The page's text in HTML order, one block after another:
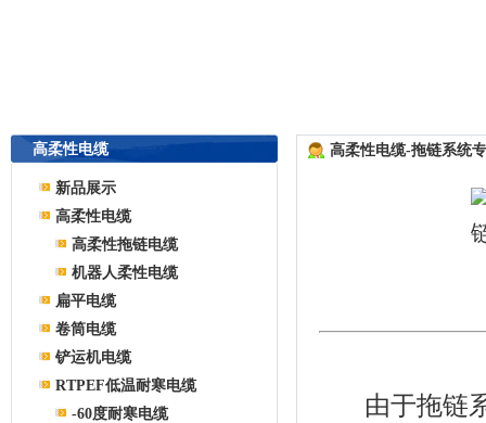
高柔性电缆
新品展示
高柔性电缆
高柔性拖链电缆
机器人柔性电缆
扁平电缆
卷筒电缆
铲运机电缆
RTPEF低温耐寒电缆
-60度耐寒电缆
高柔性电缆-拖链系统
由于拖链系